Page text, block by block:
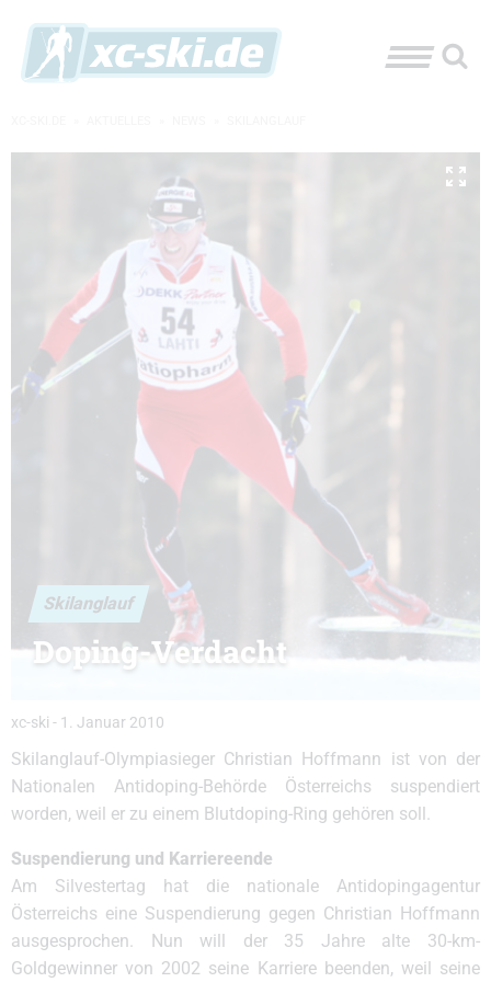
Skilanglauf
Doping-Verdacht
xc-ski - 1. Januar 2010
Skilanglauf-Olympiasieger Christian Hoffmann ist von der
Nationalen Antidoping-Behörde Österreichs suspendiert
worden, weil er zu einem Blutdoping-Ring gehören soll.
Suspendierung und Karriereende
Am Silvestertag hat die nationale Antidopingagentur
Österreichs eine Suspendierung gegen Christian Hoffmann
ausgesprochen. Nun will der 35 Jahre alte 30-km-
Goldgewinner von 2002 seine Karriere beenden, weil seine